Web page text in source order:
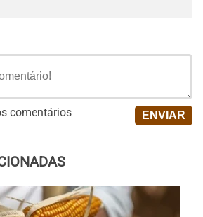
comentários